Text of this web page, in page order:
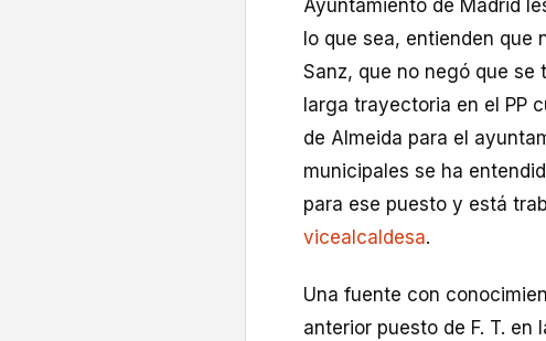
Ayuntamiento de Madrid
lo que sea, entienden que
Sanz, que no negó que se
larga trayectoria en el PP
de Almeida para el
municipales se ha
para ese puesto y está
vicealcaldesa.
Una fuente con
anterior puesto de F. T. en